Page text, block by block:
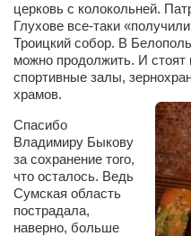
Актёры
Валентин Бурый
Артём Мяус
Александра Сокол
Барды
Владимир
Игорь
Ольга Козаченко
церковь с колокольней.
Глухове все-таки
Троицкий собор. В
можно продолжить. И стоят
спортивные залы,
храмов.
Спасибо
Владимиру Быкову
за сохранение того,
что осталось. Ведь
Сумская область
пострадала,
наверно, больше